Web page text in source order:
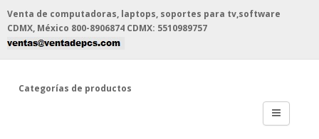
Venta de computadoras, laptops, soportes para tv,software
CDMX, México 800-8906874 CDMX: 5510989757
Categorías de productos